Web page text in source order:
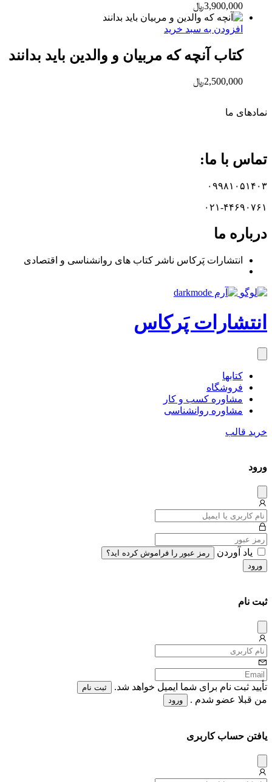
3,900,000﷼
افزودن به سبد خرید
کتاب آنچه که مربیان و والدین باید بدانند
2,500,000﷼
نماد‌های ما
تماس با ما:
۰۹۹۸۱۰۵۱۴۰۳
۰۲۱-۴۴۶۹۰۷۶۱
درباره ما
انتشارات پَرکاس ناشر کتاب های روانشناسی و اقتصادی
انتشارات پَرکاس
کتاب‎ها
فروشگاه
مشاوره کسب و کار
مشاوره روان‎شناسی
خرید قالب
ورود
میس
یاد آوردن
رمز عبور را فراموش کرده اید؟
ورود
ثبت نام
میس
تأیید ثبت نام برای شما ایمیل خواهد شد. ثبت نام
من قبلا عضو شدم . ورود
یافتن حساب کاربری
میس